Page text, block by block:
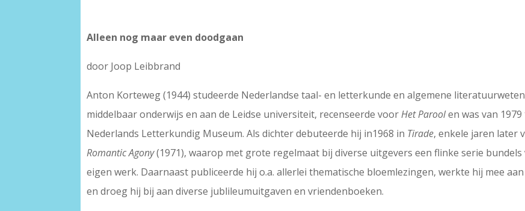
Alleen nog maar even doodgaan
door Joop Leibbrand
Anton Korteweg (1944) studeerde Nederlandse taal- en letterkunde en algemene
middelbaar onderwijs en aan de Leidse universiteit, recenseerde voorHet Paroolen was van
Nederlands Letterkundig Museum. Als dichter debuteerde hij in1968 in Tirade, enkele jaren later
Romantic Agony(1971), waarop met grote regelmaat bij diverse uitgevers een flinke serie
eigen werk. Daarnaast publiceerde hij o.a. allerlei thematische bloemlezingen, werkte hij mee
en droeg hij bij aan diverse jublileumuitgaven en vriendenboeken.